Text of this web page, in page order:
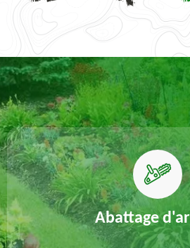
Abattage